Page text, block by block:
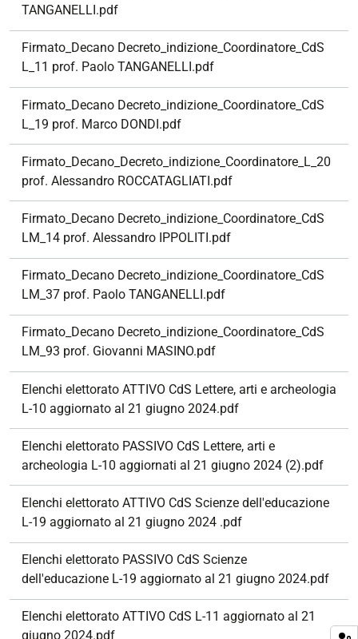
TANGANELLI.pdf
Firmato_Decano Decreto_indizione_Coordinatore_CdS
L_11 prof. Paolo TANGANELLI.pdf
Firmato_Decano Decreto_indizione_Coordinatore_CdS
L_19 prof. Marco DONDI.pdf
Firmato_Decano_Decreto_indizione_Coordinatore_L_20
prof. Alessandro ROCCATAGLIATI.pdf
Firmato_Decano Decreto_indizione_Coordinatore_CdS
LM_14 prof. Alessandro IPPOLITI.pdf
Firmato_Decano Decreto_indizione_Coordinatore_CdS
LM_37 prof. Paolo TANGANELLI.pdf
Firmato_Decano Decreto_indizione_Coordinatore_CdS
LM_93 prof. Giovanni MASINO.pdf
Elenchi elettorato ATTIVO CdS Lettere, arti e archeologia
L-10 aggiornato al 21 giugno 2024.pdf
Elenchi elettorato PASSIVO CdS Lettere, arti e
archeologia L-10 aggiornati al 21 giugno 2024 (2).pdf
Elenchi elettorato ATTIVO CdS Scienze dell'educazione
L-19 aggiornato al 21 giugno 2024 .pdf
Elenchi elettorato PASSIVO CdS Scienze
dell'educazione L-19 aggiornato al 21 giugno 2024.pdf
Elenchi elettorato ATTIVO CdS L-11 aggiornato al 21
giugno 2024.pdf